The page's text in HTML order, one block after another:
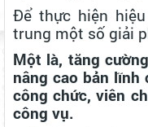
Để thực hiện
trung một số giải
Một là, tăng
nâng cao bản
công chức, viên
công vụ.